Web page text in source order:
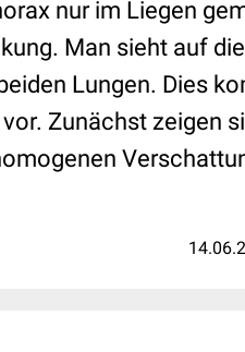
nur im Liegen
Man sieht auf
Lungen. Dies
Zunächst zeigen